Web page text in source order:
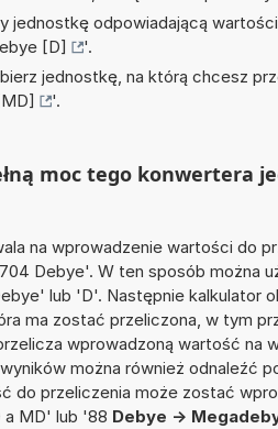
jednostkę odpowiadającą
[D]
'.
jednostkę, na którą chcesz
'.
moc tego konwertera
na wprowadzenie wartości do
Debye'. W ten sposób można
lub 'D'. Następnie kalkulator
ma zostać przeliczona, w tym
wprowadzoną wartość na
można również odnaleźć
do przeliczenia może zostać
MD' lub '88 Debye ->